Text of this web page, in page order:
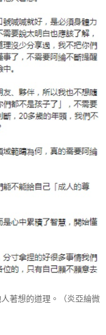
著想的道理。（炎亞綸微